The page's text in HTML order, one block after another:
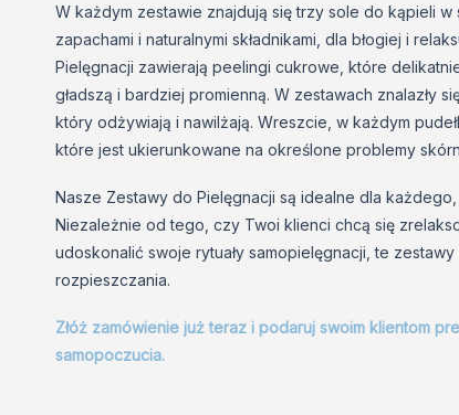
W każdym zestawie znajdują się trzy sole do kąpieli
zapachami i naturalnymi składnikami, dla błogiej i
Pielęgnacji zawierają peelingi cukrowe, które
gładszą i bardziej promienną. W zestawach znalazły
który odżywiają i nawilżają. Wreszcie, w każdym
które jest ukierunkowane na określone problemy
Nasze Zestawy do Pielęgnacji są idealne dla
Niezależnie od tego, czy Twoi klienci chcą się
udoskonalić swoje rytuały samopielęgnacji, te
rozpieszczania.
Złóż zamówienie już teraz i podaruj swoim klientom
samopoczucia.